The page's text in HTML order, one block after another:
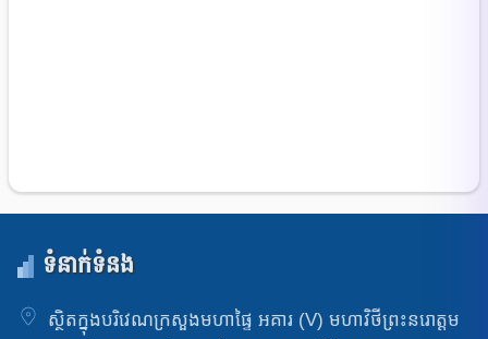
ទំនាក់ទំនង
ស្ថិតក្នុងបរិវេណក្រសួងមហាផ្ទៃ អគារ (V) មហាវិថីព្រះនរោត្តម